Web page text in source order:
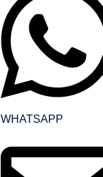
WHATSAPP